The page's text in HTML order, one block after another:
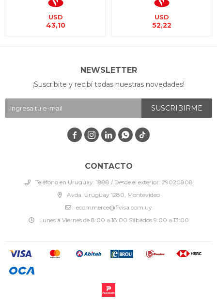
USD
43,10
USD
52,22
CONTACTO
Teléfono en Uruguay: 1888 / Desde el exterior: 29020808
Avda. Uruguay 1280, Montevideo
ecommerce@fivisa.com.uy
Lunes a Viernes de 8:00 a 18:00 Sábados 9:00 a 13:00
NEWSLETTER
¡Suscribite y recibí todas nuestras novedades!
SUSCRIBIRME
   